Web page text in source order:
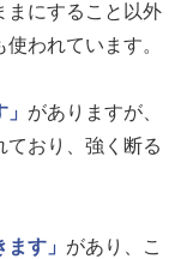
まにすること以外
われています。
がありますが、
ており、強く断る
ます」 があり、こ